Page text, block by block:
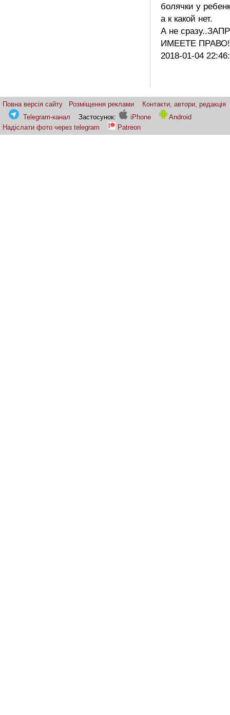
болячки у
а к какой нет.
А не
ИМЕЕТЕ
2018-01-04
Повна версія сайту Розміщення реклами
Контакти, автори, редакція
Telegram-канал
Застосунок: iPhone
Android
Надіслати фото через telegram
Patreon